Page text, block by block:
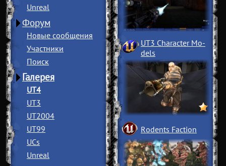
Unreal
Форум
Новые сообщения
Участники
Поиск
Галерея
UT4
UT3
UT2004
UT99
UCs
Unreal
UT3 Character Mo­
dels
Rodents Faction